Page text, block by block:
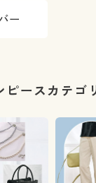
ー
ピースカテゴ